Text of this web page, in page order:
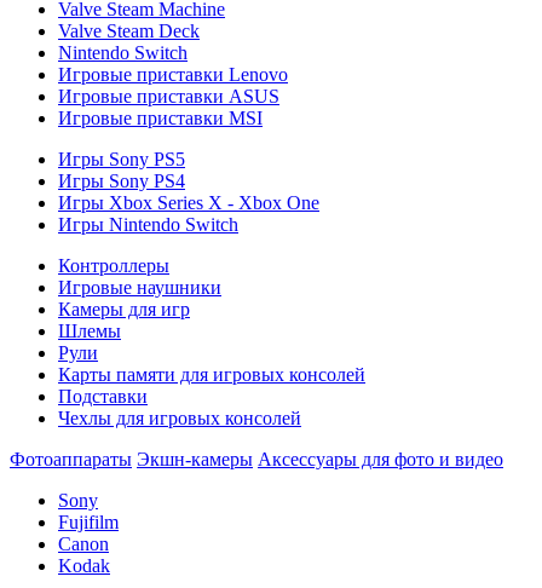
Valve Steam Machine
Valve Steam Deck
Nintendo Switch
Игровые приставки Lenovo
Игровые приставки ASUS
Игровые приставки MSI
Игры Sony PS5
Игры Sony PS4
Игры Xbox Series X - Xbox One
Игры Nintendo Switch
Контроллеры
Игровые наушники
Камеры для игр
Шлемы
Рули
Карты памяти для игровых консолей
Подставки
Чехлы для игровых консолей
Фотоаппараты Экшн-камеры Аксессуары для фото и видео
Sony
Fujifilm
Canon
Kodak